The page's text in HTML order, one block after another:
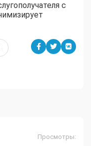
с
Просмотры: